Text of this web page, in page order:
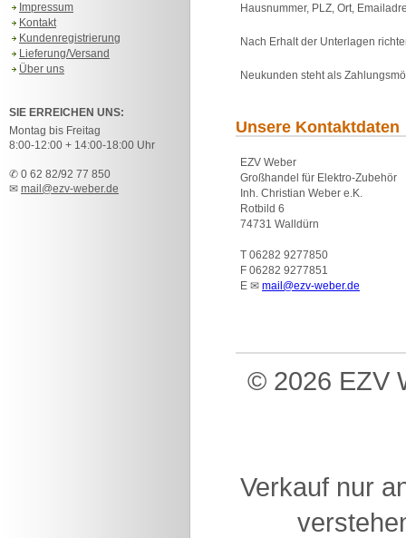
Impressum
Kontakt
Kundenregistrierung
Lieferung/Versand
Über uns
SIE ERREICHEN UNS:
Montag bis Freitag
8:00-12:00 + 14:00-18:00 Uhr
✆ 0 62 82/92 77 850
✉ mail@ezv-weber.de
Hausnummer, PLZ, Ort,
Nach Erhalt der Unterlagen
Neukunden steht als
Unsere Kontaktdaten
EZV Weber
Großhandel für Elektro-Zubehör
Inh. Christian Weber e.K.
Rotbild 6
74731 Walldürn
T 06282 9277850
F 06282 9277851
E ✉ mail@ezv-weber.de
© 2026 EZV
Verkauf nur